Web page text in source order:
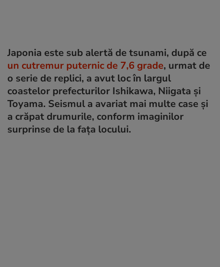
Japonia este sub alertă de tsunami, după ce
un cutremur puternic de 7,6 grade, urmat de
o serie de replici, a avut loc în largul
coastelor prefecturilor Ishikawa, Niigata și
Toyama. Seismul a avariat mai multe case și
a crăpat drumurile, conform imaginilor
surprinse de la fața locului.